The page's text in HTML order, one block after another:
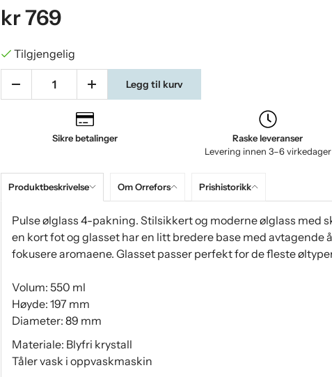
kr 769
Tilgjengelig
Legg til kurv
Sikre betalinger
Raske leveranser
Levering innen 3–6 virkedager
Produktbeskrivelse Om Orrefors Prishistorikk
Pulse ølglass 4-pakning. Stilsikkert og moderne ølglass med
en kort fot og glasset har en litt bredere base med
fokusere aromaene. Glasset passer perfekt for de fleste
Volum: 550 ml
Høyde: 197 mm
Diameter: 89 mm
Materiale: Blyfri krystall
Tåler vask i oppvaskmaskin